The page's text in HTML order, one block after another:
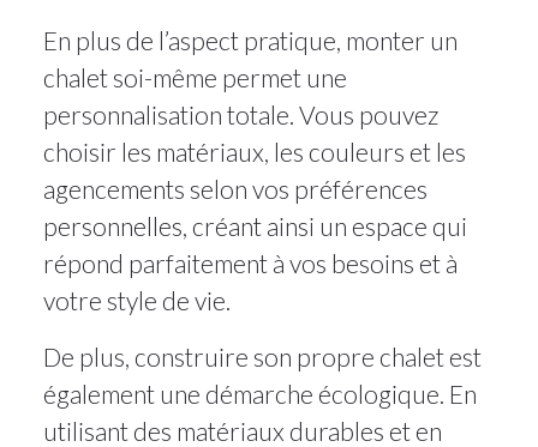
En plus de l’aspect pratique, monter un
chalet soi-même permet une
personnalisation totale. Vous pouvez
choisir les matériaux, les couleurs et les
agencements selon vos préférences
personnelles, créant ainsi un espace qui
répond parfaitement à vos besoins et à
votre style de vie.
De plus, construire son propre chalet est
également une démarche écologique. En
utilisant des matériaux durables et en